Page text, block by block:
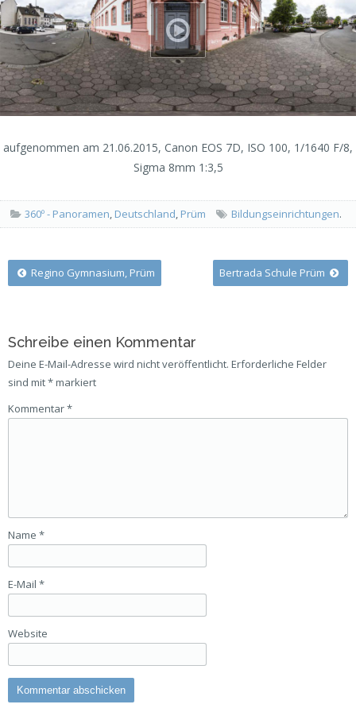
aufgenommen am 21.06.2015, Canon EOS 7D, ISO 100, 1/1640 F/8,
Sigma 8mm 1:3,5
360º - Panoramen, Deutschland, Prüm Bildungseinrichtungen.
PostRegino Gymnasium, Prüm Bertrada Schule Prüm
Schreibe einen Kommentar
Deine E-Mail-Adresse wird nicht veröffentlicht. Erforderliche Felder
sind mit*markiert
Kommentar*
Name *
E-Mail *
Website